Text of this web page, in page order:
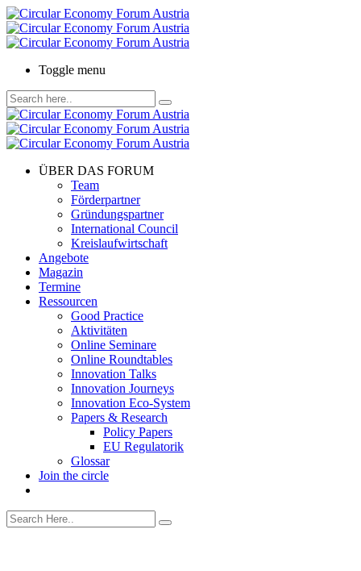
Toggle menu
ÜBER DAS FORUM
Team
Förderpartner
Gründungspartner
International Council
Kreislaufwirtschaft
Angebote
Magazin
Termine
Ressourcen
Good Practice
Aktivitäten
Online Seminare
Online Roundtables
Innovation Talks
Innovation Journeys
Innovation Eco-System
Papers & Research
Policy Papers
EU Regulatorik
Glossar
Join the circle